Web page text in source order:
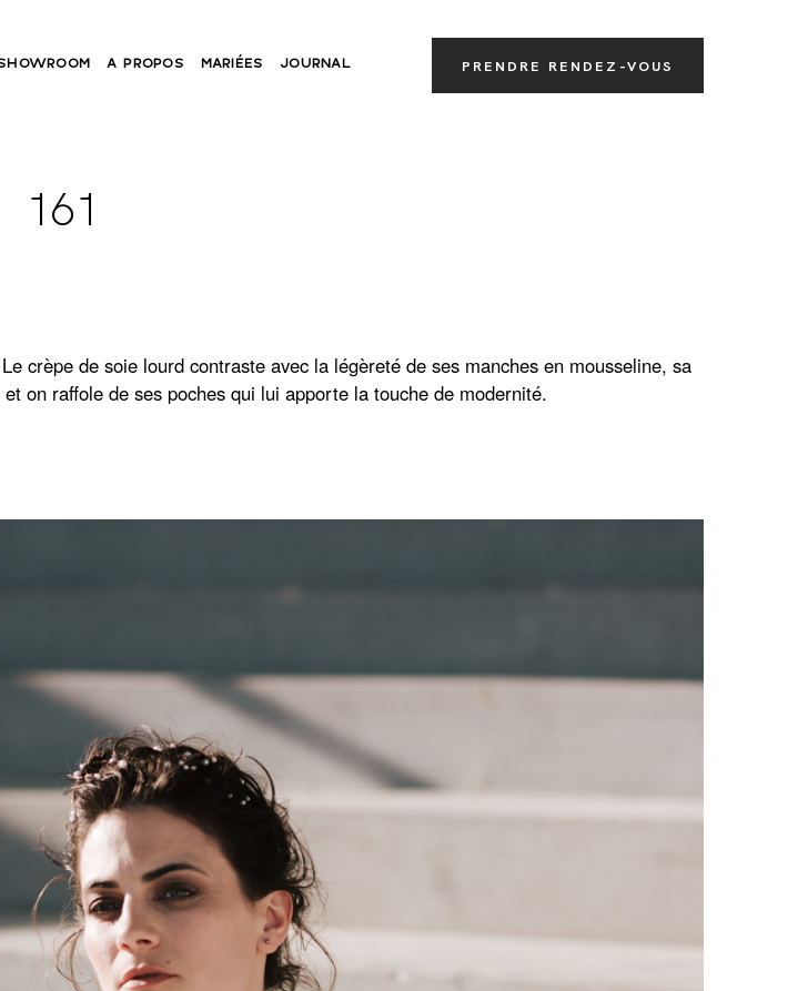
A PROPOS MARIÉES JOURNAL PRENDRE RENDEZ-VOUS
161
crèpe de soie lourd contraste avec la légèreté de ses manches en mousseline, sa
on raffole de ses poches qui lui apporte la touche de modernité.